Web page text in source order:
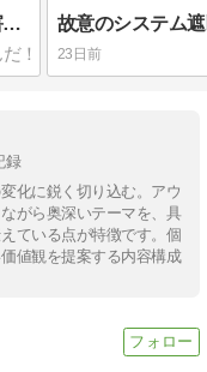
【稼働再開】ニチレイのシステム障害からの順次再開
23日前
録
化に鋭く切り込む。アウ
がら奥深いテーマを、具
ている点が特徴です。個
値観を提案する内容構成